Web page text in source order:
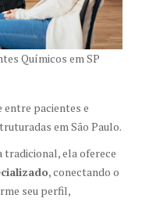
Químicos em SP
entre pacientes e
em São Paulo.
tradicional, ela oferece
, conectando o
seu perfil,